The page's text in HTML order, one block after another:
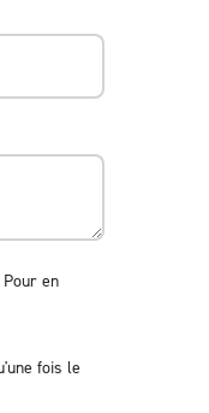
en
fois le